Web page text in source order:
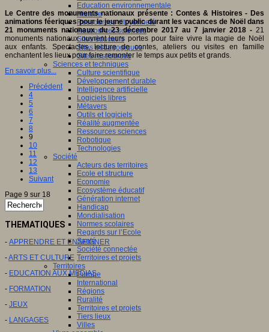
Education environnementale
Histoire
Ressources citoyenneté
Ressources sciences
Sites éducatifs
Sites pédagogiques
Sites ressources
Sciences et techniques
Culture scientifique
Développement durable
Intelligence artificielle
Logiciels libres
Métavers
Outils et logiciels
Réalité augmentée
Ressources sciences
Robotique
Technologies
Société
Acteurs des territoires
Ecole et structure
Economie
Ecosystème éducatif
Génération internet
Handicap
Mondialisation
Normes scolaires
Regards sur l’Ecole
Santé
Société connectée
Territoires et projets
Territoires
Europe
International
Régions
Ruralité
Territoires et projets
Tiers lieux
Villes
Le Centre des monuments nationaux présente : Contes & Histoires - Des
animations féeriques pour le jeune public durant les vacances de Noël dans
21 monuments nationauxdu 23 décembre 2017 au 7 janvier 2018 - 21
monuments nationaux ouvrent leurs portes pour faire vivre la magie de Noël
aux enfants. Spectacles, lecture de contes, ateliers ou visites en famille
enchantent les lieux pour faire remonter le temps aux petits et grands.
En savoir plus...
Précédent
4
5
6
7
8
9
10
11
12
13
Suivant
Page 9 sur 18
THEMATIQUES
- APPRENDRE ET ENSEIGNER
-ARTS ET CULTURE
- EDUCATION AUX MEDIAS
- FORMATION
- JEUX
- LANGAGES